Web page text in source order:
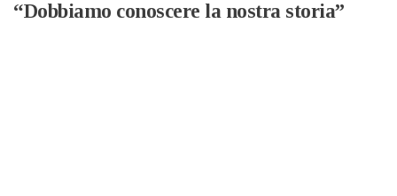
“Dobbiamo conoscere la nostra storia”